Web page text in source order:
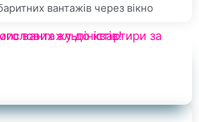
вантажів через вікно